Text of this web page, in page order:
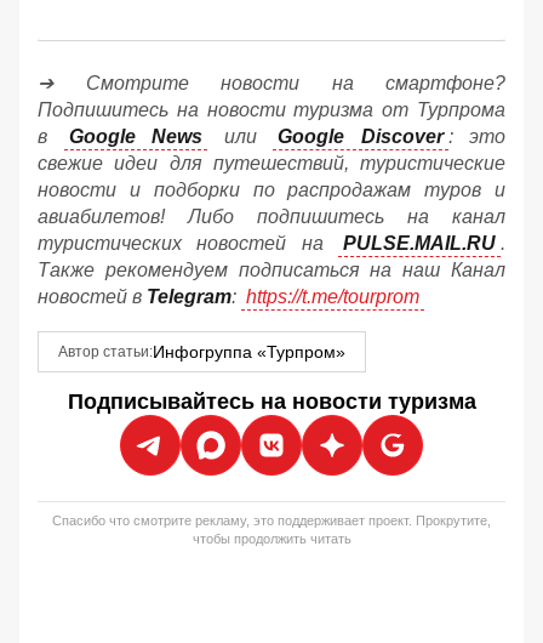
➔ Смотрите новости на смартфоне?
Подпишитесь на новости туризма от Турпрома
в
Google News или Google Discover : это
свежие идеи для путешествий, туристические
новости и подборки по распродажам туров и
авиабилетов! Либо подпишитесь на канал
туристических новостей на
PULSE.MAIL.RU .
Также рекомендуем подписаться на наш Канал
новостей в Telegram: https://t.me/tourprom
Автор статьи:Инфогруппа «Турпром»
Подписывайтесь на новости туризма
Спасибо что смотрите рекламу, это поддерживает проект. Прокрутите,
чтобы продолжить читать